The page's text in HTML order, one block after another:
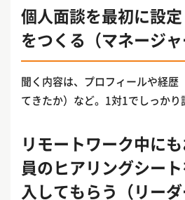
個人面談を最初に設
をつくる（マネージャ
聞く内容は、プロフィールや経歴
てきたか）など。1対1でしっかり
リモートワーク中に
員のヒアリングシー
入してもらう（リーダ